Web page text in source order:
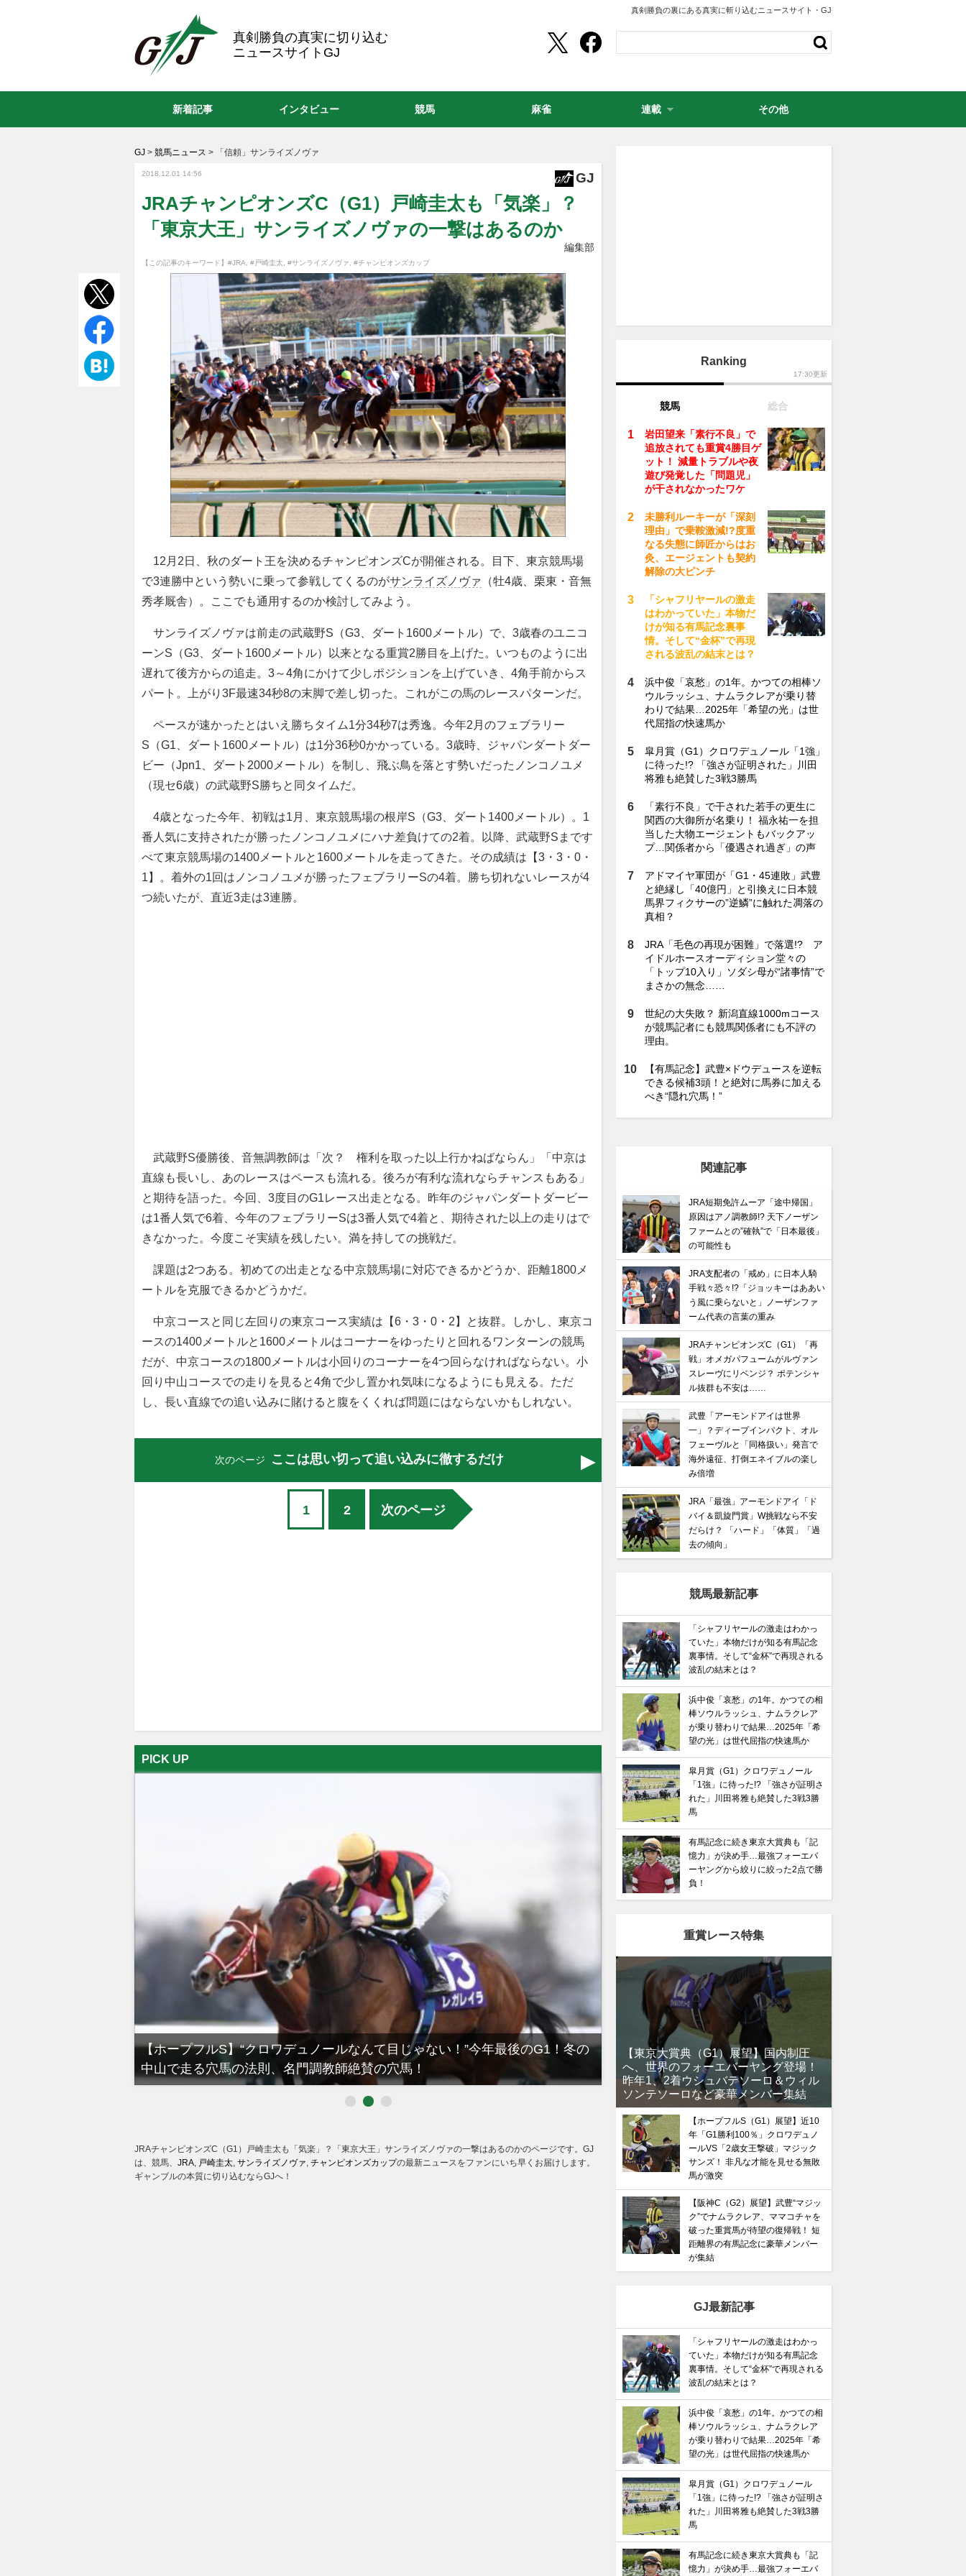
真剣勝負の裏にある真実に斬り込むニュースサイト・GJ
真剣勝負の真実に切り込む
ニュースサイトGJ
GJ > 競馬ニュース > 「信頼」サンライズノヴァ
2018.12.01 14:56 GJ
JRAチャンピオンズC（G1）戸崎圭太も「気楽」？
「東京大王」サンライズノヴァの一撃はあるのか
編集部
【この記事のキーワード】 #JRA #戸崎圭太 #サンライズノヴァ #チャンピオンズカップ
12月2日、秋のダート王を決めるチャンピオンズCが開催される。目下、東京競馬場
で3連勝中という勢いに乗って参戦してくるのがサンライズノヴァ （牡4歳、栗東・音無
秀孝厩舎）。ここでも通用するのか検討してみよう。
サンライズノヴァは前走の武蔵野S（G3、ダート1600メートル）で、3歳春のユニコ
ーンS（G3、ダート1600メートル）以来となる重賞2勝目を上げた。いつものように出
遅れて後方からの追走。3～4角にかけて少しポジションを上げていき、4角手前からス
パート。上がり3F最速34秒8の末脚で差し切った。これがこの馬のレースパターンだ。
ペースが速かったとはいえ勝ちタイム1分34秒7は秀逸。今年2月のフェブラリー
S（G1、ダート1600メートル）は1分36秒0かかっている。3歳時、ジャパンダートダー
ビー（Jpn1、ダート2000メートル）を制し、飛ぶ鳥を落とす勢いだったノンコノユメ
（現セ6歳）の武蔵野S勝ちと同タイムだ。
4歳となった今年、初戦は1月、東京競馬場の根岸S（G3、ダート1400メートル）。1
番人気に支持されたが勝ったノンコノユメにハナ差負けての2着。以降、武蔵野Sまです
べて東京競馬場の1400メートルと1600メートルを走ってきた。その成績は【3・3・0・
1】。着外の1回はノンコノユメが勝ったフェブラリーSの4着。勝ち切れないレースが4
つ続いたが、直近3走は3連勝。
武蔵野S優勝後、音無調教師は「次？ 権利を取った以上行かねばならん」「中京は
直線も長いし、あのレースはペースも流れる。後ろが有利な流れならチャンスもある」
と期待を語った。今回、3度目のG1レース出走となる。昨年のジャパンダートダービー
は1番人気で6着、今年のフェブラリーSは3番人気で4着と、期待された以上の走りはで
きなかった。今度こそ実績を残したい。満を持しての挑戦だ。
課題は2つある。初めての出走となる中京競馬場に対応できるかどうか、距離1800メ
ートルを克服できるかどうかだ。
中京コースと同じ左回りの東京コース実績は【6・3・0・2】と抜群。しかし、東京コ
ースの1400メートルと1600メートルはコーナーをゆったりと回れるワンターンの競馬
だが、中京コースの1800メートルは小回りのコーナーを4つ回らなければならない。小
回り中山コースでの走りを見ると4角で少し置かれ気味になるようにも見える。ただ
し、長い直線での追い込みに賭けると腹をくくれば問題にはならないかもしれない。
次のページ ここは思い切って追い込みに徹するだけ
1 2 次のページ
PICK UP
【ホープフルS】“クロワデュノールなんて目じゃない！”今年最後のG1！冬の
中山で走る穴馬の法則、名門調教師絶賛の穴馬！
【有馬記念】武豊×ドウデュースを逆転できる候補3頭！と絶
るべき“隠れ穴馬！”
JRAチャンピオンズC（G1）戸崎圭太も「気楽」？「東京大王」サンライズノヴァの一撃はあるのかのページです。GJ
は、競馬、 JRA, 戸崎圭太, サンライズノヴァ, チャンピオンズカップの最新ニュースをファンにいち早くお届けします。
ギャンブルの本質に切り込むならGJへ！
Ranking
17:30更新
競馬 総合
岩田望来「素行不良」で
追放されても重賞4勝目ゲ
ット！ 減量トラブルや夜
遊び発覚した「問題児」
が干されなかったワケ
未勝利ルーキーが「深刻
理由」で乗鞍激減!?度重
なる失態に師匠からはお
灸、エージェントも契約
解除の大ピンチ
「シャフリヤールの激走
はわかっていた」本物だ
けが知る有馬記念裏事
情。そして“金杯”で再現
される波乱の結末とは？
浜中俊「哀愁」の1年。かつての相棒ソ
ウルラッシュ、ナムラクレアが乗り替
わりで結果…2025年「希望の光」は世
代屈指の快速馬か
皐月賞（G1）クロワデュノール「1強」
に待った!? 「強さが証明された」川田
将雅も絶賛した3戦3勝馬
「素行不良」で干された若手の更生に
関西の大御所が名乗り！ 福永祐一を担
当した大物エージェントもバックアッ
プ…関係者から「優遇され過ぎ」の声
アドマイヤ軍団が「G1・45連敗」武豊
と絶縁し「40億円」と引換えに日本競
馬界フィクサーの”逆鱗”に触れた凋落の
真相？
JRA「毛色の再現が困難」で落選!? ア
イドルホースオーディション堂々の
「トップ10入り」ソダシ母が“諸事情”で
まさかの無念……
世紀の大失敗？ 新潟直線1000mコース
が競馬記者にも競馬関係者にも不評の
理由。
【有馬記念】武豊×ドウデュースを逆転
できる候補3頭！と絶対に馬券に加える
べき“隠れ穴馬！”
関連記事
JRA短期免許ムーア「途中帰国」
原因はアノ調教師!? 天下ノーザン
ファームとの”確執”で「日本最後」
の可能性も
JRA支配者の「戒め」に日本人騎
手戦々恐々!?「ジョッキーはああい
う風に乗らないと」ノーザンファ
ーム代表の言葉の重み
JRAチャンピオンズC（G1）「再
戦」オメガパフュームがルヴァン
スレーヴにリベンジ？ ポテンシャ
ル抜群も不安は……
武豊「アーモンドアイは世界
一」？ディープインパクト、オル
フェーヴルと「同格扱い」発言で
海外遠征、打倒エネイブルの楽し
み倍増
JRA「最強」アーモンドアイ「ド
バイ＆凱旋門賞」W挑戦なら不安
だらけ？ 「ハード」「体質」「過
去の傾向」
競馬最新記事
「シャフリヤールの激走はわかっ
ていた」本物だけが知る有馬記念
裏事情。そして“金杯”で再現される
波乱の結末とは？
浜中俊「哀愁」の1年。かつての相
棒ソウルラッシュ、ナムラクレア
が乗り替わりで結果…2025年「希
望の光」は世代屈指の快速馬か
皐月賞（G1）クロワデュノール
「1強」に待った!? 「強さが証明さ
れた」川田将雅も絶賛した3戦3勝
馬
有馬記念に続き東京大賞典も「記
憶力」が決め手…最強フォーエバ
ーヤングから絞りに絞った2点で勝
負！
重賞レース特集
【東京大賞典（G1）展望】国内制圧
へ、世界のフォーエバーヤング登場！
昨年1、2着ウシュバテソーロ＆ウィル
ソンテソーロなど豪華メンバー集結
【ホープフルS（G1）展望】近10
年「G1勝利100％」クロワデュノ
ールVS「2歳女王撃破」マジック
サンズ！ 非凡な才能を見せる無敗
馬が激突
【阪神C（G2）展望】武豊“マジッ
ク”でナムラクレア、ママコチャを
破った重賞馬が待望の復帰戦！ 短
距離界の有馬記念に豪華メンバー
が集結
GJ最新記事
「シャフリヤールの激走はわかっ
ていた」本物だけが知る有馬記念
裏事情。そして“金杯”で再現される
波乱の結末とは？
浜中俊「哀愁」の1年。かつての相
棒ソウルラッシュ、ナムラクレア
が乗り替わりで結果…2025年「希
望の光」は世代屈指の快速馬か
皐月賞（G1）クロワデュノール
「1強」に待った!? 「強さが証明さ
れた」川田将雅も絶賛した3戦3勝
馬
有馬記念に続き東京大賞典も「記
憶力」が決め手…最強フォーエバ
新着記事 インタビュー 競馬 麻雀 連載 その他